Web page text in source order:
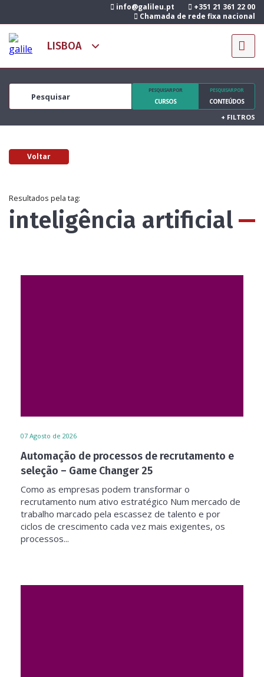
info@galileu.pt
+351 21 361 22 00
Chamada de rede fixa nacional
PESQUISAR POR
CURSOS
PESQUISAR POR
CONTEÚDOS
+ FILTROS
Voltar
Resultados pela tag:
inteligência artificial
07 Agosto de 2026
Automação de processos de recrutamento e
seleção – Game Changer 25
Como as empresas podem transformar o
recrutamento num ativo estratégico Num mercado de
trabalho marcado pela escassez de talento e por
ciclos de crescimento cada vez mais exigentes, os
processos...